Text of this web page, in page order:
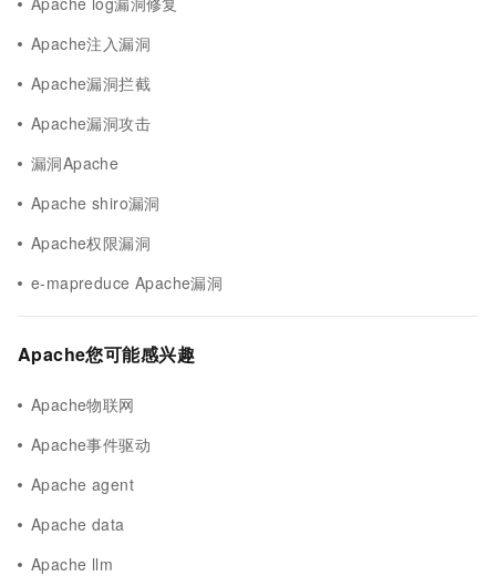
Apache注入漏洞
Apache漏洞拦截
Apache漏洞攻击
漏洞Apache
Apache shiro漏洞
Apache权限漏洞
e-mapreduce Apache漏洞
Apache您可能感兴趣
Apache物联网
Apache事件驱动
Apache agent
Apache data
Apache llm